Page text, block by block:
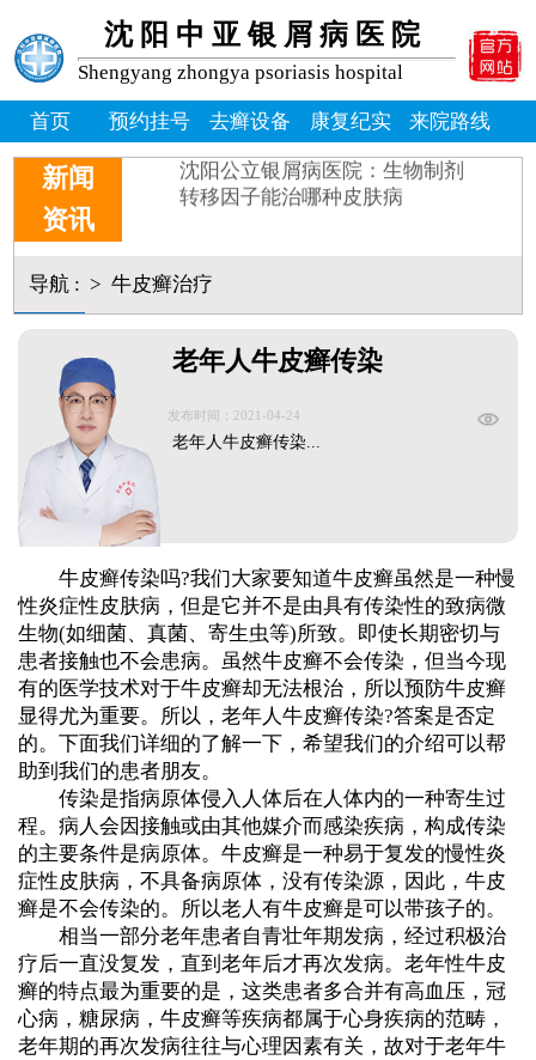
沈阳中亚银屑病医院
Shengyang zhongya psoriasis hospital
首页 预约挂号 去癣设备 康复纪实 来院路线
新闻
资讯
牛皮癣掉皮屑掉得多怎么办_
牛皮皮癣偏方-花椒和醋能治
沈阳银屑病炎症能吃什么消炎
皮癣图片初期症状图片
癣是为什么
沈阳公立银屑病医院：生物制剂
转移因子能治哪种皮肤病
导航: > 牛皮癣治疗
老年人牛皮癣传染
发布时间：2021-04-24
老年人牛皮癣传染...
牛皮癣传染吗?我们大家要知道牛皮癣虽然是一种慢
性炎症性皮肤病，但是它并不是由具有传染性的致病微
生物(如细菌、真菌、寄生虫等)所致。即使长期密切与
患者接触也不会患病。虽然牛皮癣不会传染，但当今现
有的医学技术对于牛皮癣却无法根治，所以预防牛皮癣
显得尤为重要。所以，老年人牛皮癣传染?答案是否定
的。下面我们详细的了解一下，希望我们的介绍可以帮
助到我们的患者朋友。
传染是指病原体侵入人体后在人体内的一种寄生过
程。病人会因接触或由其他媒介而感染疾病，构成传染
的主要条件是病原体。牛皮癣是一种易于复发的慢性炎
症性皮肤病，不具备病原体，没有传染源，因此，牛皮
癣是不会传染的。所以老人有牛皮癣是可以带孩子的。
相当一部分老年患者自青壮年期发病，经过积极治
疗后一直没复发，直到老年后才再次发病。老年性牛皮
癣的特点最为重要的是，这类患者多合并有高血压，冠
心病，糖尿病，牛皮癣等疾病都属于心身疾病的范畴，
老年期的再次发病往往与心理因素有关，故对于老年牛